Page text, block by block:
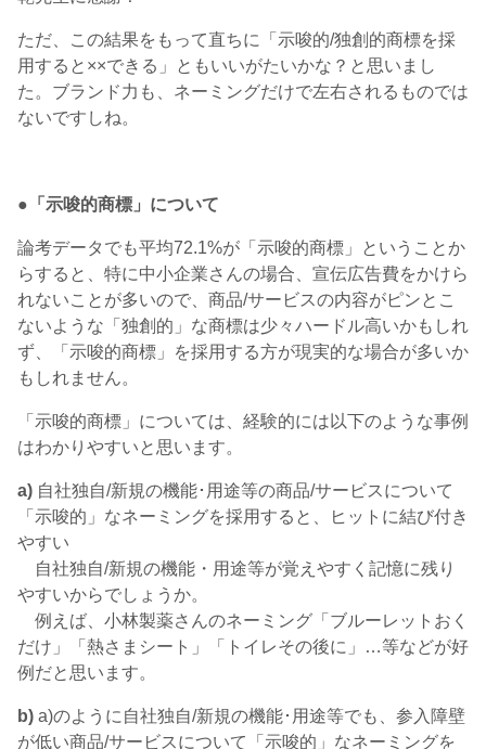
ただ、この結果をもって直ちに「示唆的/独創的商標を採
用すると××できる」ともいいがたいかな？と思いまし
た。ブランド力も、ネーミングだけで左右されるものでは
ないですしね。
●「示唆的商標」について
論考データでも平均72.1%が「示唆的商標」ということか
らすると、特に中小企業さんの場合、宣伝広告費をかけら
れないことが多いので、商品/サービスの内容がピンとこ
ないような「独創的」な商標は少々ハードル高いかもしれ
ず、「示唆的商標」を採用する方が現実的な場合が多いか
もしれません。
「示唆的商標」については、経験的には以下のような事例
はわかりやすいと思います。
a) 自社独自/新規の機能･用途等の商品/サービスについて
「示唆的」なネーミングを採用すると、ヒットに結び付き
やすい
自社独自/新規の機能・用途等が覚えやすく記憶に残り
やすいからでしょうか。
例えば、小林製薬さんのネーミング「ブルーレットおく
だけ」「熱さまシート」「トイレその後に」…等などが好
例だと思います。
b) a)のように自社独自/新規の機能･用途等でも、参入障壁
が低い商品/サービスについて「示唆的」なネーミングを